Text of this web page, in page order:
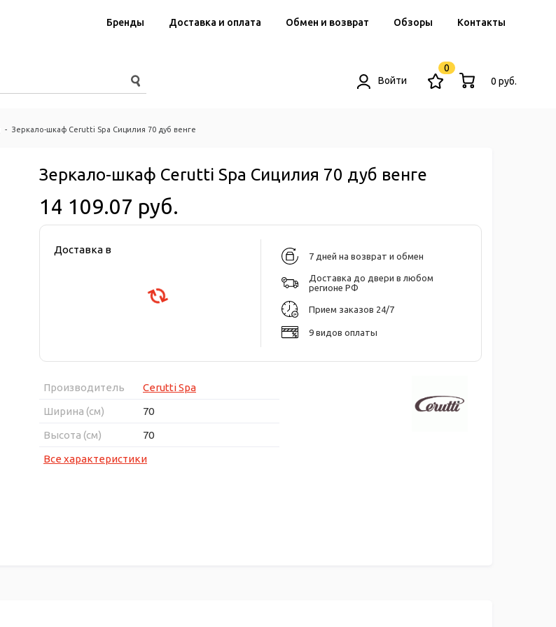
Бренды Доставка и оплата Обмен и возврат Обзоры Контакты
Войти
0
0 руб.
- Зеркало-шкаф Cerutti Spa Сицилия 70 дуб венге
Зеркало-шкаф Cerutti Spa Сицилия 70 дуб венге
14 109.07 руб.
Доставка в
7 дней на возврат и обмен
Доставка до двери в любом
регионе РФ
Прием заказов 24/7
9 видов оплаты
Производитель
Cerutti Spa
Ширина (см)
70
Высота (см)
70
Все характеристики